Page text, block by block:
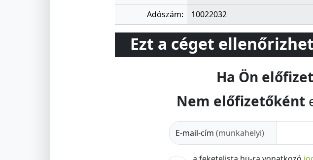
Adószám:
10022032
Ezt a céget
Ha Ön
Nem előfizetőként
E-mail-cím (munkahelyi)